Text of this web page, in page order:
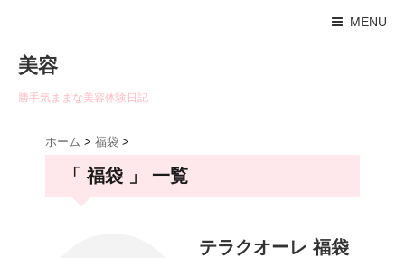
MENU
美容
勝手気ままな美容体験日記
ホーム > 福袋 >
「 福袋 」 一覧
テラクオーレ 福袋